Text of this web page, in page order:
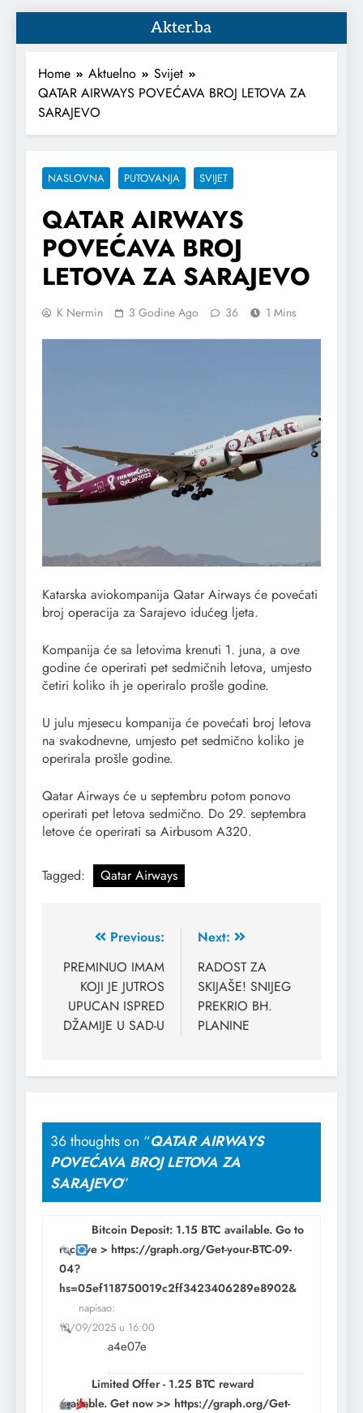
Akter.ba
Home Aktuelno
Svijet
QATAR AIRWAYS POVEĆAVA BROJ LETOVA ZA
SARAJEVO
NASLOVNA PUTOVANJA SVIJET
QATAR AIRWAYS
POVEĆAVA BROJ
LETOVA ZA SARAJEVO
K Nermin 3 Godine Ago 36 1 Mins
Katarska aviokompanija Qatar Airways će povećati
broj operacija za Sarajevo idućeg ljeta.
Kompanija će sa letovima krenuti 1. juna, a ove
godine će operirati pet sedmičnih letova, umjesto
četiri koliko ih je operiralo prošle godine.
U julu mjesecu kompanija će povećati broj letova
na svakodnevne, umjesto pet sedmično koliko je
operirala prošle godine.
Qatar Airways će u septembru potom ponovo
operirati pet letova sedmično. Do 29. septembra
letove će operirati sa Airbusom A320.
Tagged: Qatar Airways
Previous:
PREMINUO IMAM
KOJI JE JUTROS
UPUCAN ISPRED
DŽAMIJE U SAD-U
Next:
RADOST ZA
SKIJAŠE! SNIJEG
PREKRIO BH.
PLANINE
36 thoughts on “QATAR AIRWAYS
POVEĆAVA BROJ LETOVA ZA
SARAJEVO”
Bitcoin Deposit: 1.15 BTC available. Go to
receive > https://graph.org/Get-your-BTC-09-
04?
hs=05ef118750019c2ff3423406289e8902&
napisao:
13/09/2025 u 16:00
a4e07e
Limited Offer - 1.25 BTC reward
available. Get now >> https://graph.org/Get-